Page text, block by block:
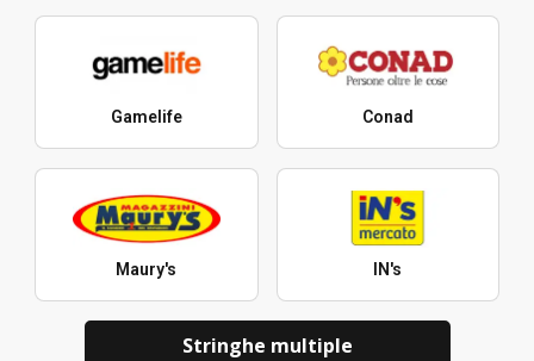
Gamelife Conad
Maury's IN's
Stringhe multiple